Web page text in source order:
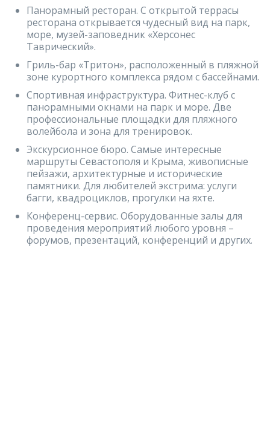
Панорамный ресторан. С открытой террасы
ресторана открывается чудесный вид на парк,
море, музей-заповедник «Херсонес
Таврический».
Гриль-бар «Тритон», расположенный в пляжной
зоне курортного комплекса рядом с бассейнами.
Спортивная инфраструктура. Фитнес-клуб с
панорамными окнами на парк и море. Две
профессиональные площадки для пляжного
волейбола и зона для тренировок.
Экскурсионное бюро. Самые интересные
маршруты Севастополя и Крыма, живописные
пейзажи, архитектурные и исторические
памятники. Для любителей экстрима: услуги
багги, квадроциклов, прогулки на яхте.
Конференц-сервис. Оборудованные залы для
проведения мероприятий любого уровня –
форумов, презентаций, конференций и других.